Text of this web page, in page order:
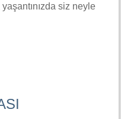
siz neyle